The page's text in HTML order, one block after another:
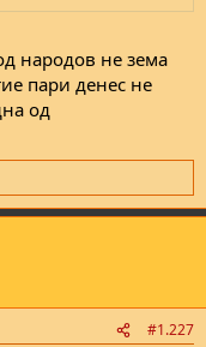
народов не зема
пари денес не
од
#1.227